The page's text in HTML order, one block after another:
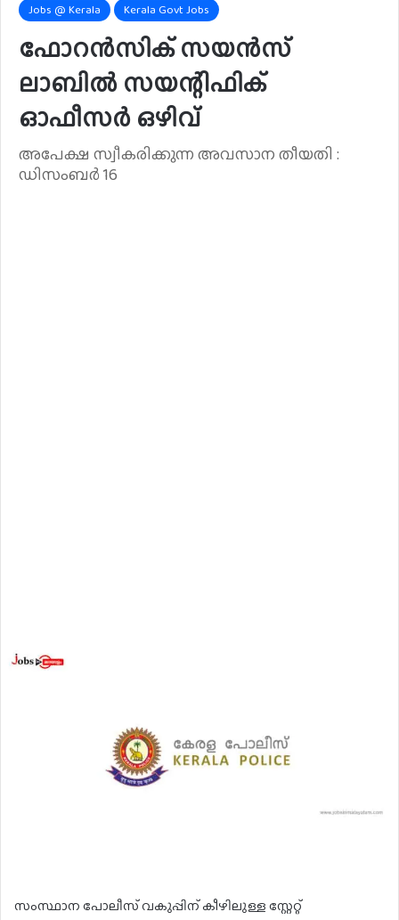
Jobs @ Kerala
Kerala Govt Jobs
ഫോറൻസിക് സയൻസ്
ലാബിൽ സയന്റിഫിക്
ഓഫീസർ ഒഴിവ്
അപേക്ഷ സ്വീകരിക്കുന്ന അവസാന തീയതി :
ഡിസംബർ 16
സംസ്ഥാന പോലീസ് വകുപ്പിന് കീഴിലുള്ള സ്റ്റേറ്റ്